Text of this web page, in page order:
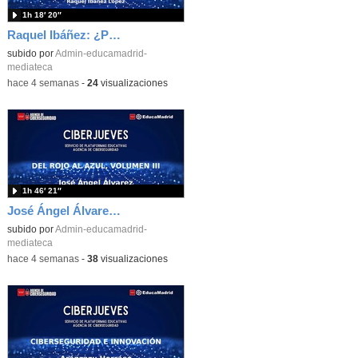
Raquel Ibáñez: ¿Por qué tu cerebro es el Zero-Day favorito de la IA
subido porAdmin-educamadrid-
mediateca
1h 18′ 20″
-hace 4 semanas- 24visualizaciones
José Ángel Álvarez: Del rojo al azul, volumen III
subido porAdmin-educamadrid-
mediateca
1h 46′ 21″
-hace 4 semanas- 38visualizaciones